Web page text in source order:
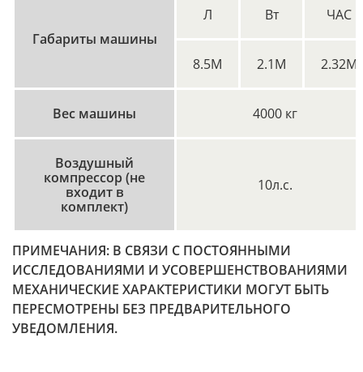
Габариты машины
Л Вт ЧАС
8.5M 2.1M 2.32M
Вес машины 4000 кг
Воздушный
компрессор (не
входит в
комплект)
10л.с.
ПРИМЕЧАНИЯ: В СВЯЗИ С ПОСТОЯННЫМИ
ИССЛЕДОВАНИЯМИ И УСОВЕРШЕНСТВОВАНИЯМИ
МЕХАНИЧЕСКИЕ ХАРАКТЕРИСТИКИ МОГУТ БЫТЬ
ПЕРЕСМОТРЕНЫ БЕЗ ПРЕДВАРИТЕЛЬНОГО
УВЕДОМЛЕНИЯ.